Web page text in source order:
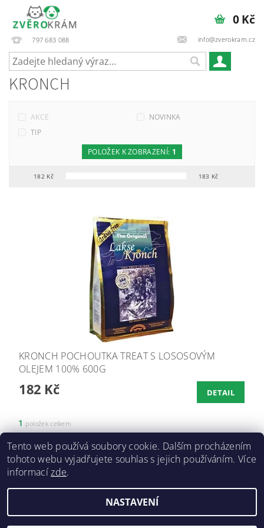
797 683 088 info@zverokram.cz
0 Kč
KRONCH
AKCE
NOVINKA
TIP
182 Kč 183 Kč
POLOŽEK K ZOBRAZENÍ: 1
KRONCH POCHOUTKA TREAT S LOSOSOVÝM
OLEJEM 100% 600G
182 Kč DETAIL
1 položek celkem
Doprava a platba
2026 ©ZVĚROKRÁM, všechna práva vyhrazena
Tento web používá soubory cookie. Dalším procházením
tohoto webu vyjadřujete souhlas s jejich používáním. Více
informacízde.
NASTAVENÍ